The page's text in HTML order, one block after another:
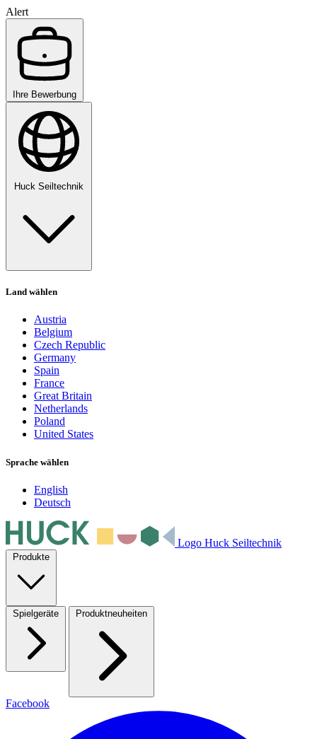
Alert
Ihre Bewerbung
Huck Seiltechnik
Land wählen
Austria
Belgium
Czech Republic
Germany
Spain
France
Great Britain
Netherlands
Poland
United States
Sprache wählen
English
Deutsch
Logo Huck Seiltechnik
Produkte
Spielgeräte Produktneuheiten
Facebook